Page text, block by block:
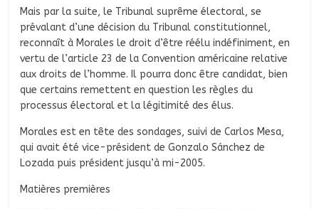
Mais par la suite, le Tribunal suprême électoral, se
prévalant d’une décision du Tribunal constitutionnel,
reconnaît à Morales le droit d’être réélu indéfiniment, en
vertu de l’article 23 de la Convention américaine relative
aux droits de l’homme. Il pourra donc être candidat, bien
que certains remettent en question les règles du
processus électoral et la légitimité des élus.
Morales est en tête des sondages, suivi de Carlos Mesa,
qui avait été vice-président de Gonzalo Sánchez de
Lozada puis président jusqu’à mi-2005.
Matières premières